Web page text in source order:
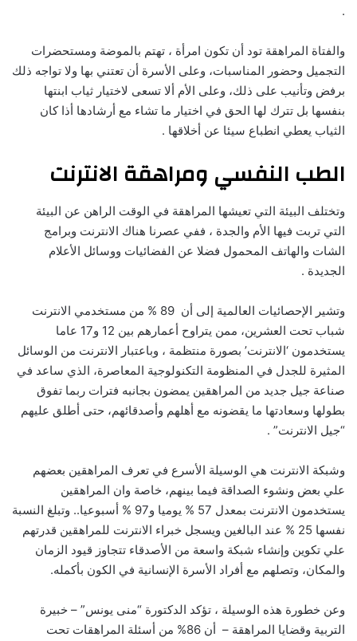
.
والفتاة المراهقة تود أن تكون امرأة ، تهتم بالموضة ومستحضرات
التجميل وحضور المناسبات، وعلى الأسرة أن تعتني بها ولا تواجه ذلك
برفض وتأنيب على ذلك، وعلى الأم ألا تسعى لاختيار ثياب ابنتها
بنفسها بل تترك لها الحق في اختيار ما تشاء مع أرشادها أذا كان
الثياب يعطي انطباع سيئا عن أخلاقها .
الطب النفسي ومراهقة الانترنت
وتختلف البيئة التي تعيشها المراهقة في الوقت الراهن عن البيئة
التي تربت فيها الأم والجدة ، ففي عصرنا هناك الانترنت وبرامج
الشات والهاتف المحمول فضلا عن الفضائيات ووسائل الأعلام
الجديدة .
وتشير الإحصائيات العالمية إلى أن 89 % من مستخدمي الانترنت
شباب تحت العشرين، ممن يتراوح أعمارهم بين 12 و17 عاما
يستخدمون ‘الانترنت’ بصورة منتظمة ، وباعتبار الانترنت من الوسائل
المثيرة للجدل في المنظومة التكنولوجية المعاصرة، الذي ساعد في
صناعة جيل جديد من المراهقين يمضون بجانبه فترات ربما تفوق
بطولها وسعادتها ما يقضونه مع أهلهم وأصدقائهم، حتى أطلق عليهم
“جيل الانترنت” .
وشبكة الانترنت هي الوسيلة الأسرع في تعرف المراهقين بعضهم
علي بعض ونشوء الصداقة فيما بينهم، خاصة وان المراهقين
يستخدمون الانترنت بمعدل 57 % يوميا و97 % أسبوعيا.. وتبلغ النسبة
نفسها 25 % عند البالغين ويسجل خبراء الانترنت للمراهقين قدرتهم
علي تكوين وإنشاء شبكة واسعة من الأصدقاء تتجاوز قيود الزمان
والمكان، وتصلهم مع أفراد الأسرة الإنسانية في الكون بأكمله.
وعن خطورة هذه الوسيلة ، تؤكد الدكتورة “منى يونس” – خبيرة
التربية وقضايا المراهقة – أن 86% من أسئلة المراهقات تحت